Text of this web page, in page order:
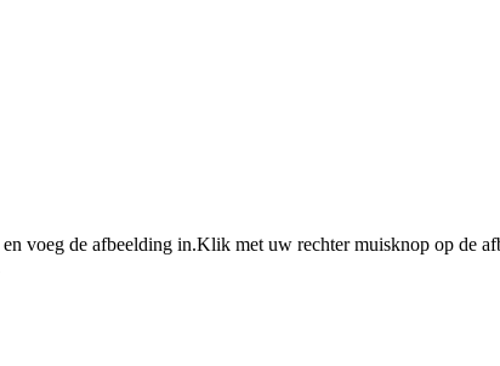
en voeg de afbeelding in.Klik met uw rechter muisknop op de